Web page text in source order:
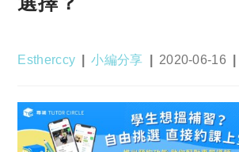
Post
Estherccy
Post
小編分享
Post
2020-06-16